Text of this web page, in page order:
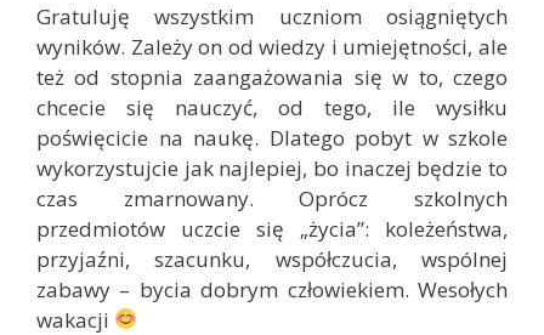
Gratuluję wszystkim uczniom osiągniętych
wyników. Zależy on od wiedzy i umiejętności, ale
też od stopnia zaangażowania się w to, czego
chcecie się nauczyć, od tego, ile wysiłku
poświęcicie na naukę. Dlatego pobyt w szkole
wykorzystujcie jak najlepiej, bo inaczej będzie to
czas zmarnowany. Oprócz szkolnych
przedmiotów uczcie się „życia”: koleżeństwa,
przyjaźni, szacunku, współczucia, wspólnej
zabawy – bycia dobrym człowiekiem. Wesołych
wakacji